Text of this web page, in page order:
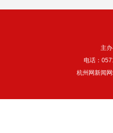
主
电话：
杭州网新闻